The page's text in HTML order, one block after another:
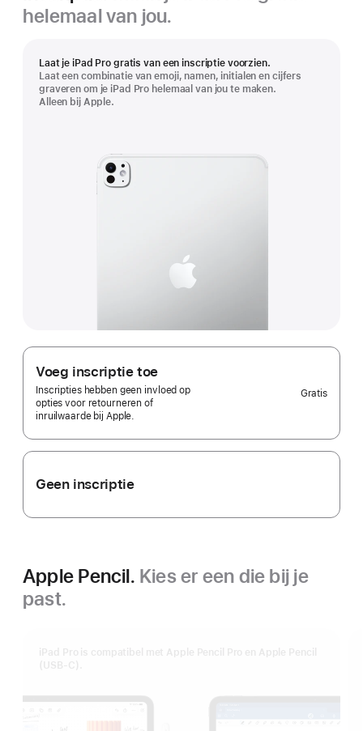
helemaal van jou.
Laat je iPad Pro gratis van een inscriptie voorzien.
Laat een combinatie van emoji, namen, initialen en cijfers
graveren om je iPad Pro helemaal van jou te maken.
Alleen bij Apple.
Voeg inscriptie toe
Inscripties hebben geen invloed op
opties voor retourneren of
inruilwaarde bij Apple.
Gratis
Geen inscriptie
Apple Pencil. Kies er een die bij je
past.